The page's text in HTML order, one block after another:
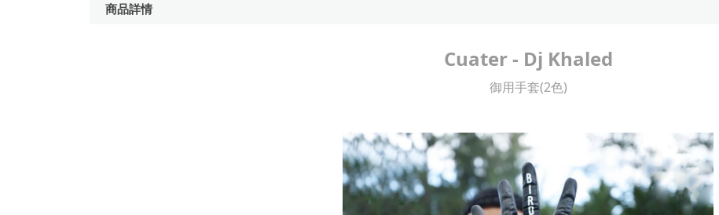
商品詳情
Cuater - Dj Khaled
御用手套(2色)